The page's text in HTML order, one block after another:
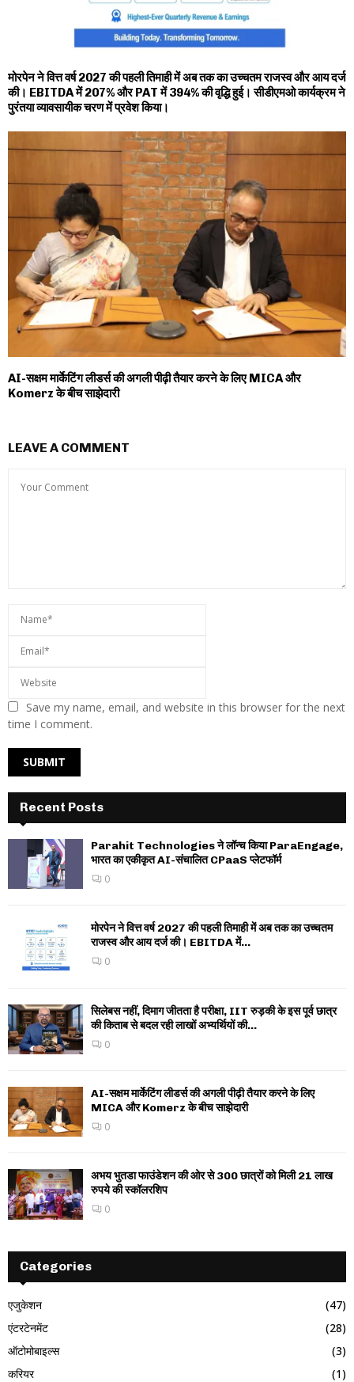
मोरपेन ने वित्त वर्ष 2027 की पहली तिमाही में अब तक का उच्चतम राजस्व और आय दर्ज
की। EBITDA में 207% और PAT में 394% की वृद्धि हुई। सीडीएमओ कार्यक्रम ने
पुरंतया व्यावसायीक चरण में प्रवेश किया।
AI-सक्षम मार्केटिंग लीडर्स की अगली पीढ़ी तैयार करने के लिए MICA और
Komerz के बीच साझेदारी
LEAVE A COMMENT
Save my name, email, and website in this browser for the next
time I comment.
Recent Posts
Parahit Technologies ने लॉन्च किया ParaEngage,
भारत का एकीकृत AI-संचालित CPaaS प्लेटफॉर्म
0
मोरपेन ने वित्त वर्ष 2027 की पहली तिमाही में अब तक का उच्चतम
राजस्व और आय दर्ज की। EBITDA में...
0
सिलेबस नहीं, दिमाग जीतता है परीक्षा, IIT रुड़की के इस पूर्व छात्र
की किताब से बदल रही लाखों अभ्यर्थियों की...
0
AI-सक्षम मार्केटिंग लीडर्स की अगली पीढ़ी तैयार करने के लिए
MICA और Komerz के बीच साझेदारी
0
अभय भुतडा फाउंडेशन की ओर से 300 छात्रों को मिली 21 लाख
रुपये की स्कॉलरशिप
0
Categories
एजुकेशन
(47)
एंटरटेनमेंट
(28)
ऑटोमोबाइल्स
(3)
करियर
(1)